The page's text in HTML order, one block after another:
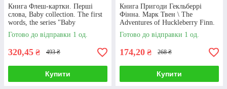
Книга Флеш-картки. Перші
слова, Baby collection. The first
words, the series "Baby
Collection"
Готово до відправки 1 од.
320,45 ₴ 493 ₴
Купити
Книга Пригоди Гекльберрі
Фінна. Марк Твен \ The
Adventures of Huckleberry Finn.
Mark Twain
Готово до відправки 1 од.
174,20 ₴ 268 ₴
Купити